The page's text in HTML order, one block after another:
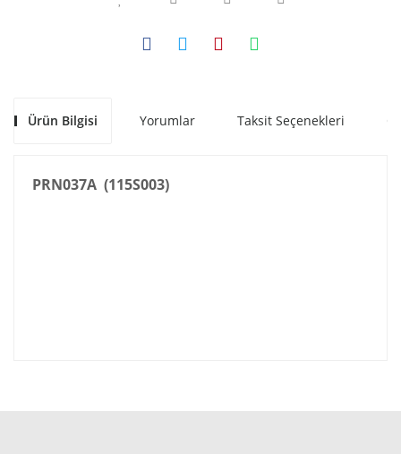
Ürün Bilgisi Yorumlar Taksit Seçenekleri
PRN037A (115S003)